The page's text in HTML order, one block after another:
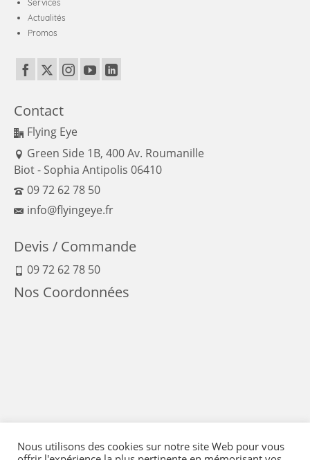
Services
Actualités
Promos
Contact
Flying Eye
Green Side 1B, 400 Av. Roumanille
Biot - Sophia Antipolis 06410
09 72 62 78 50
info@flyingeye.fr
Devis / Commande
09 72 62 78 50
Nos Coordonnées
Nous utilisons des cookies sur notre site Web pour vous